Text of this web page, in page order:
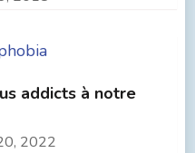
addicts à notre
2022